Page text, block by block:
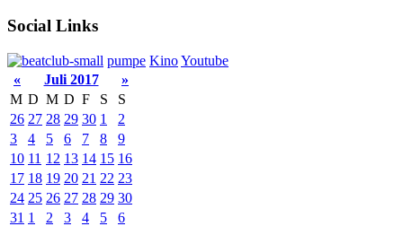
Social Links
pumpe KinoYoutube
«
Juli 2017
»
M D M D F S
S
26 27 28 29 30 1
2
3
4 5 6 7 8
9
10 11 12 13 14 15 16
17 18 19 20 21 22 23
24 25 26 27 28 29 30
31 1 2 3 4 5 6